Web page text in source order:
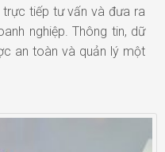
tiếp tư vấn và đưa ra
nghiệp. Thông tin, dữ
an toàn và quản lý một